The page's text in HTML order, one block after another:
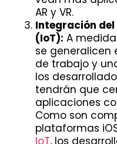
AR y VR.
Integración del
(IoT): A
se generalicen
de trabajo y
los
tendrán que
aplicaciones
Como son
plataformas
IoT, los